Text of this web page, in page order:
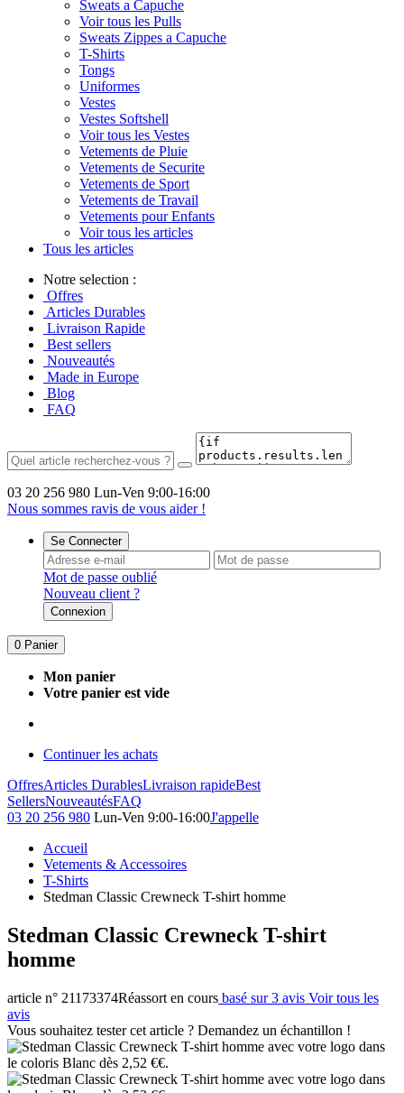
Sweats a Capuche
Voir tous les Pulls
Sweats Zippes a Capuche
T-Shirts
Tongs
Uniformes
Vestes
Vestes Softshell
Voir tous les Vestes
Vetements de Pluie
Vetements de Securite
Vetements de Sport
Vetements de Travail
Vetements pour Enfants
Voir tous les articles
Tous les articles
Notre selection :
Offres
Articles Durables
Livraison Rapide
Best sellers
Nouveautés
Made in Europe
Blog
FAQ
03 20 256 980 Lun-Ven 9:00-16:00
Nous sommes ravis de vous aider !
Se Connecter
Mot de passe oublié
Nouveau client ?
Connexion
0 Panier
Mon panier
Votre panier est vide
Continuer les achats
OffresArticles DurablesLivraison rapideBest
SellersNouveautésFAQ
03 20 256 980 Lun-Ven 9:00-16:00J'appelle
Accueil
Vetements & Accessoires
T-Shirts
Stedman Classic Crewneck T-shirt homme
Stedman Classic Crewneck T-shirt
homme
article n° 21173374Réassort en cours basé sur 3 avis Voir tous les
avis
Vous souhaitez tester cet article ? Demandez un échantillon !